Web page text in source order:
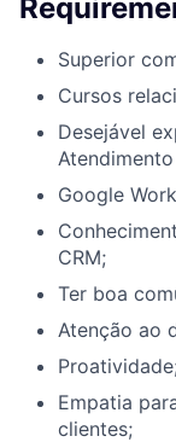
Superior
Cursos
Desejável
Google
CRM;
Ter boa
Atenção ao
Empatia
clientes;